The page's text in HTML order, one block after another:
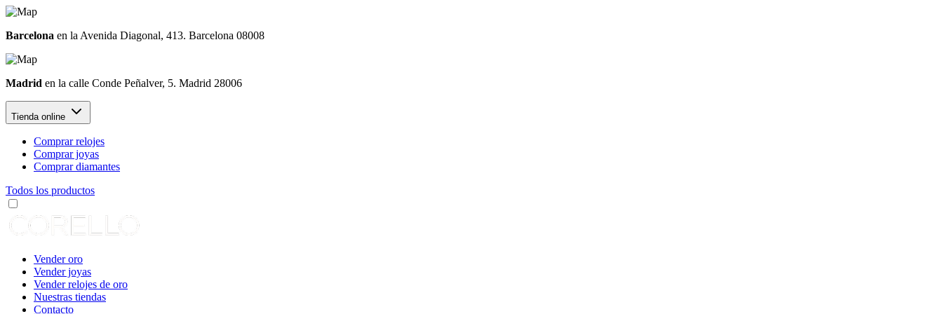
Barcelona en la Avenida Diagonal, 413. Barcelona 08008
Madrid en la calle Conde Peñalver, 5. Madrid 28006
Tienda online
Comprar relojes
Comprar joyas
Comprar diamantes
Todos los productos
Vender oro
Vender joyas
Vender relojes de oro
Nuestras tiendas
Contacto